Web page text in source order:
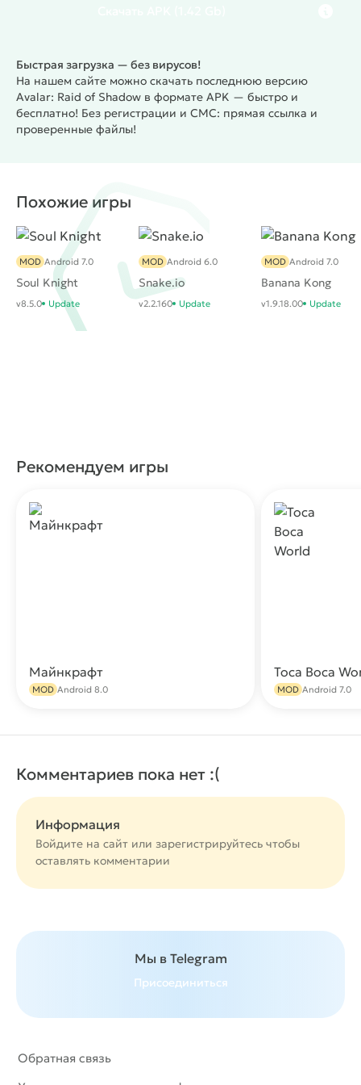
Быстрая загрузка — без вирусов!
На нашем сайте можно скачать последнюю версию
Avalar: Raid of Shadow в формате APK — быстро и
бесплатно! Без регистрации и СМС: прямая ссылка и
проверенные файлы!
Похожие игры
Soul Knight
MOD Android 7.0
v8.5.0 Update
Snake.io
MOD Android 6.0
v2.2.160 Update
Banana Kong
MOD Android 7.0
v1.9.18.00 Update
Рекомендуем игры
Майнкрафт
MOD Android 8.0
Toca Boca
MOD Android 7.0
Комментариев пока нет :(
Информация
Войдите на сайт или зарегистрируйтесь чтобы
оставлять комментарии
Мы в Telegram
Присоединиться
Обратная связь